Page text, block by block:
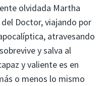
olvidada Martha
Doctor, viajando por
atravesando
y salva al
y valiente es en
o menos lo mismo